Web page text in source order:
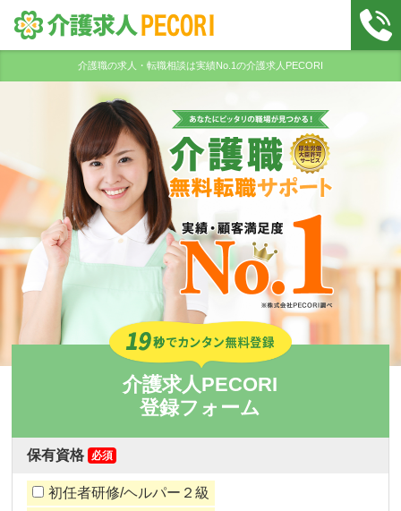
介護職の求人・転職相談は実績No.1の介護求人PECORI
介護求人PECORI
登録フォーム
保有資格 必須
初任者研修/ヘルパー２級